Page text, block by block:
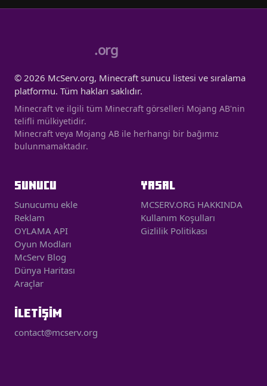
.org
© 2026 McServ.org, Minecraft sunucu listesi ve sıralama
platformu. Tüm hakları saklıdır.
Minecraft ve ilgili tüm Minecraft görselleri Mojang AB'nin
telifli mülkiyetidir.
Minecraft veya Mojang AB ile herhangi bir bağımız
bulunmamaktadır.
SUNUCU
Sunucumu ekle
Reklam
OYLAMA API
Oyun Modları
McServ Blog
Dünya Haritası
Araçlar
YASAL
MCSERV.ORG HAKKINDA
Kullanım Koşulları
Gizlilik Politikası
İLETİŞİM
contact@mcserv.org